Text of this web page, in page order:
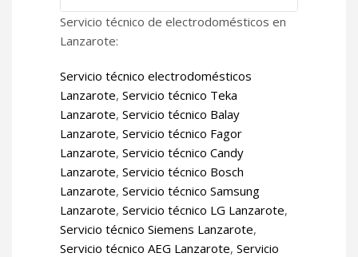
Servicio técnico de electrodomésticos en
Lanzarote:
Servicio técnico electrodomésticos
Lanzarote, Servicio técnico Teka
Lanzarote, Servicio técnico Balay
Lanzarote, Servicio técnico Fagor
Lanzarote, Servicio técnico Candy
Lanzarote, Servicio técnico Bosch
Lanzarote, Servicio técnico Samsung
Lanzarote, Servicio técnico LG Lanzarote,
Servicio técnico Siemens Lanzarote,
Servicio técnico AEG Lanzarote, Servicio